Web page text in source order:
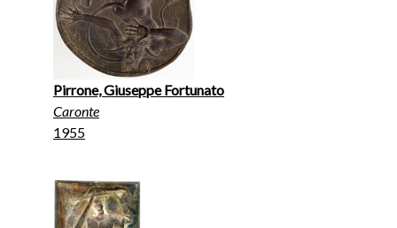
Pirrone, Giuseppe Fortunato
Caronte
1955